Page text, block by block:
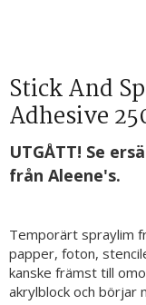
Stick And
Adhesive
UTGÅTT! Se
från Aleene's.
Temporärt spraylim
papper, foton,
kanske främst till
akrylblock och börjar